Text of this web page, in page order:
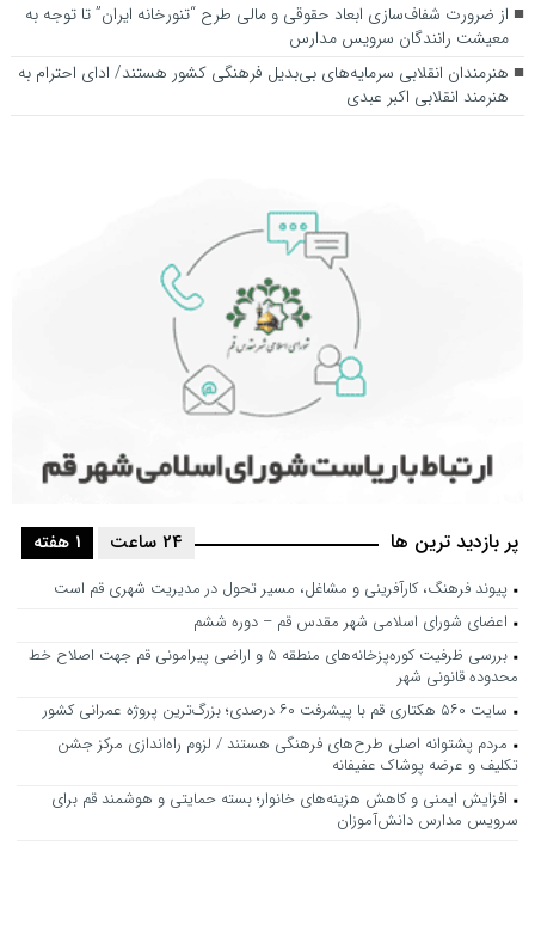
از ضرورت شفاف‌سازی ابعاد حقوقی و مالی طرح “تنورخانه ایران” تا توجه به
معیشت رانندگان سرویس مدارس
هنرمندان انقلابی سرمایه‌های بی‌بدیل فرهنگی کشور هستند/ ادای احترام به
هنرمند انقلابی اکبر عبدی
پر بازدید ترین ها 1 هفته 24 ساعت
پیوند فرهنگ، کارآفرینی و مشاغل، مسیر تحول در مدیریت شهری قم است
اعضای شورای اسلامی شهر مقدس قم – دوره ششم
بررسی ظرفیت کوره‌پزخانه‌های منطقه ۵ و اراضی پیرامونی قم جهت اصلاح خط
محدوده قانونی شهر
سایت ۵۶۰ هکتاری قم با پیشرفت ۶۰ درصدی؛ بزرگ‌ترین پروژه عمرانی کشور
مردم پشتوانه اصلی طرح‌های فرهنگی هستند / لزوم راه‌اندازی مرکز جشن
تکلیف و عرضه پوشاک عفیفانه
افزایش ایمنی و کاهش هزینه‌های خانوار؛ بسته حمایتی و هوشمند قم برای
سرویس مدارس دانش‌آموزان